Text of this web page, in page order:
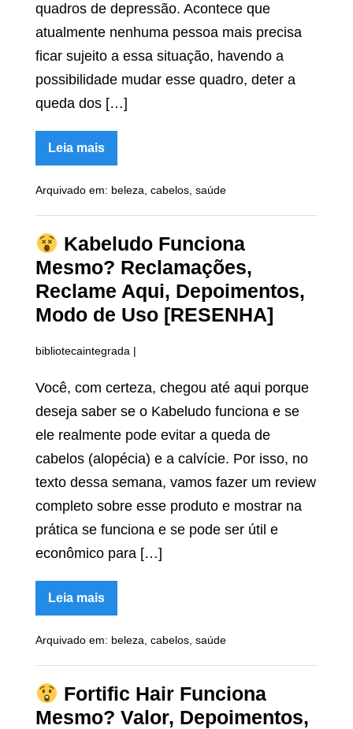
quadros de depressão. Acontece que
atualmente nenhuma pessoa mais precisa
ficar sujeito a essa situação, havendo a
possibilidade mudar esse quadro, deter a
queda dos […]
Leia mais
Folimax
Confiável?
Reclamações,
Avaliação
[RESENHA]
Arquivado em: beleza cabelos saúde
Kabeludo Funciona
Mesmo? Reclamações,
Reclame Aqui, Depoimentos,
Modo de Uso [RESENHA]
bibliotecaintegrada |
Você, com certeza, chegou até aqui porque
deseja saber se o Kabeludo funciona e se
ele realmente pode evitar a queda de
cabelos (alopécia) e a calvície. Por isso, no
texto dessa semana, vamos fazer um review
completo sobre esse produto e mostrar na
prática se funciona e se pode ser útil e
econômico para […]
Leia mais
Kabeludo
Mesmo?
Reclame
Depoimentos,
Modo
de
Arquivado em: beleza cabelos saúde
Fortific Hair Funciona
Mesmo? Valor, Depoimentos,